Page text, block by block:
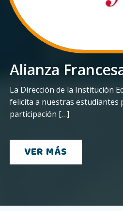
Alianza
La Dirección de la Institución
felicita a nuestras estudiantes
participación […]
VER MÁS